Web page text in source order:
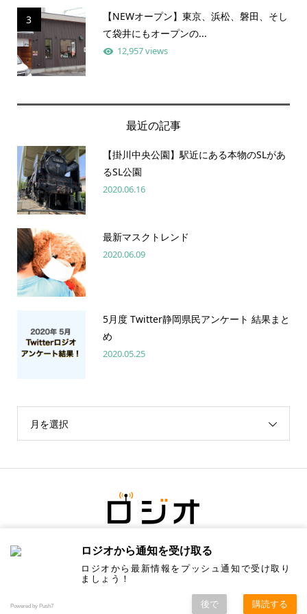
3
【NEWオープン】東京、浜松、磐田、そし
て袋井にもオープンの...
12,957 views
最近の記事
【掛川中央公園】駅近にある本物のSLがあ
るSL公園
2020.06.16
最新マスクトレンド
2020.06.09
5月度 Twitter静岡県民アンケート 結果まと
め
2020.05.25
月を選択
Copyright © ロジオ／地元の情報にちょっと塩をひとつまみ. All Rights Reserved.
ロジオから通知を受け取る
ロジオから最新情報をプッシュ通知で受け取り
ましょう！
Powered by Push7 後で 購読する